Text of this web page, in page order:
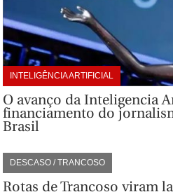
INTELIGÊNCIA ARTIFICIAL
O avanço da Inteligencia
financiamento do
Brasil
DESCASO / TRANCOSO
Rotas de Trancoso viram